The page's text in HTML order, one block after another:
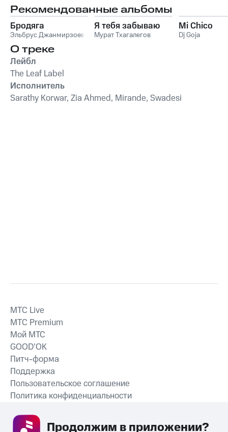
Рекомендованные альбомы
Бродяга
Эльбрус Джанмирзоев
Я тебя забываю
Мурат Тхагалегов
Mi Chico
Dj Goja
О треке
Лейбл
The Leaf Label
Исполнитель
Sarathy Korwar, Zia Ahmed, Mirande, Swadesi
СКАЧАТЬ ПРИЛОЖЕНИЕ
MTС Live
MTС Premium
Мой МТС
GOOD’OK
Питч-форма
Поддержка
Пользовательское соглашение
Политика конфиденциальности